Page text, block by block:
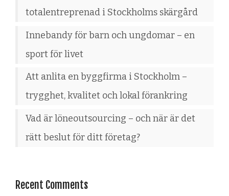
totalentreprenad i Stockholms skärgård
Innebandy för barn och ungdomar – en
sport för livet
Att anlita en byggfirma i Stockholm –
trygghet, kvalitet och lokal förankring
Vad är löneoutsourcing – och när är det
rätt beslut för ditt företag?
Recent Comments